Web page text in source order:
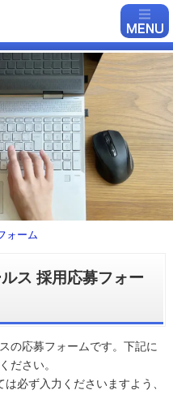
ォーム
ス 採用応募フォー
の応募フォームです。下記に
ださい。
必ず入力くださいますよう、